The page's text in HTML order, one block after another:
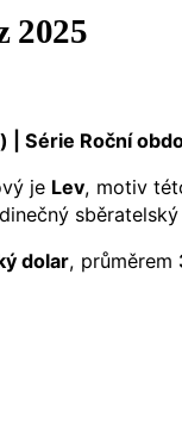
2025
| Série Roční
je Lev, motiv
dolar, průměrem